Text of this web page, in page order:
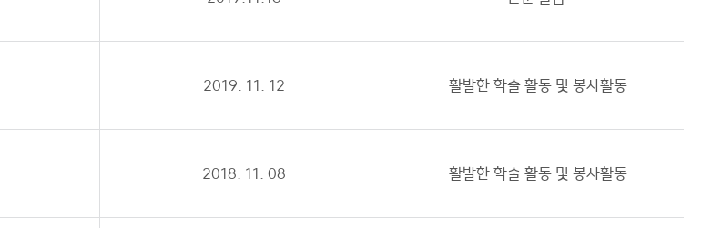
2019. 11. 12 활발한 학술 활동 및 봉사활동
2018. 11. 08 활발한 학술 활동 및 봉사활동